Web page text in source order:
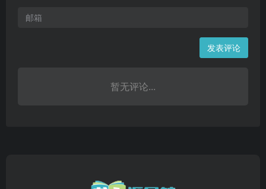
发表评论
暂无评论...